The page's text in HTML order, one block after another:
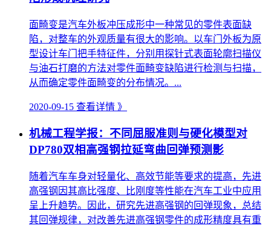
面畸变是汽车外板冲压成形中一种常见的零件表面缺
陷，对整车的外观质量有很大的影响。以车门外板为原
型设计车门把手特征件，分别用探针式表面轮廓扫描仪
与油石打磨的方法对零件面畸变缺陷进行检测与扫描，
从而确定零件面畸变的分布情况。...
2020-09-15 查看详情 》
机械工程学报：不同屈服准则与硬化模型对
DP780双相高强钢拉延弯曲回弹预测影
随着汽车车身对轻量化、高效节能等要求的提高，先进
高强钢因其高比强度、比刚度等性能在汽车工业中应用
呈上升趋势。因此，研究先进高强钢的回弹现象，总结
其回弹规律，对改善先进高强钢零件的成形精度具有重